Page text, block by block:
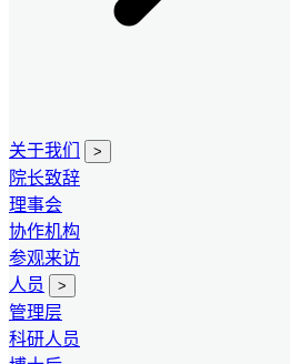
关于我们 >
院长致辞
理事会
协作机构
参观来访
人员
>
管理层
科研人员